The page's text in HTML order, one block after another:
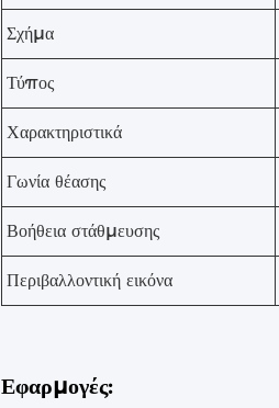
Σχήμα
Τύπος
Χαρακτηριστικά
Γωνία θέασης
Βοήθεια στάθμευσης
Περιβαλλοντική εικόνα
Εφαρμογές: